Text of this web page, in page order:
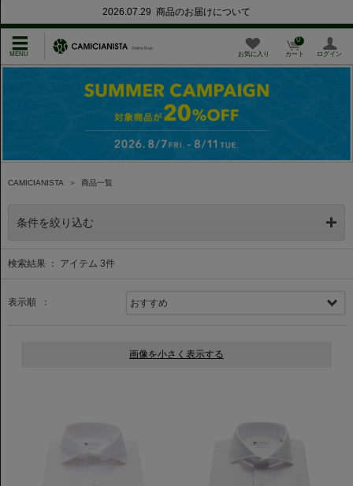
2026.07.29 商品のお届けについて
お気に入り カート
0
ログイン
CAMICIANISTA ＞ 商品一覧
条件を絞り込む
検索結果 ： アイテム 3件
表示順 ：